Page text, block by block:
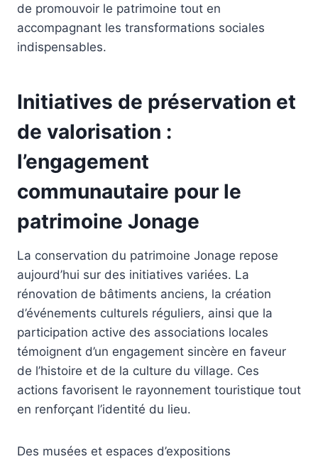
de promouvoir le patrimoine tout en
accompagnant les transformations sociales
indispensables.
Initiatives de préservation et
de valorisation :
l’engagement
communautaire pour le
patrimoine Jonage
La conservation du patrimoine Jonage repose
aujourd’hui sur des initiatives variées. La
rénovation de bâtiments anciens, la création
d’événements culturels réguliers, ainsi que la
participation active des associations locales
témoignent d’un engagement sincère en faveur
de l’histoire et de la culture du village. Ces
actions favorisent le rayonnement touristique tout
en renforçant l’identité du lieu.
Des musées et espaces d’expositions